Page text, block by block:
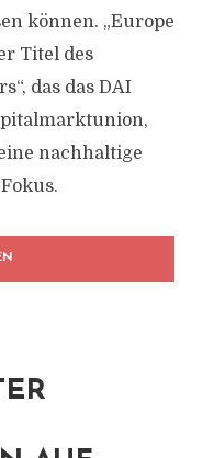
können. „Europe
Titel des
das das DAI
nachhaltige